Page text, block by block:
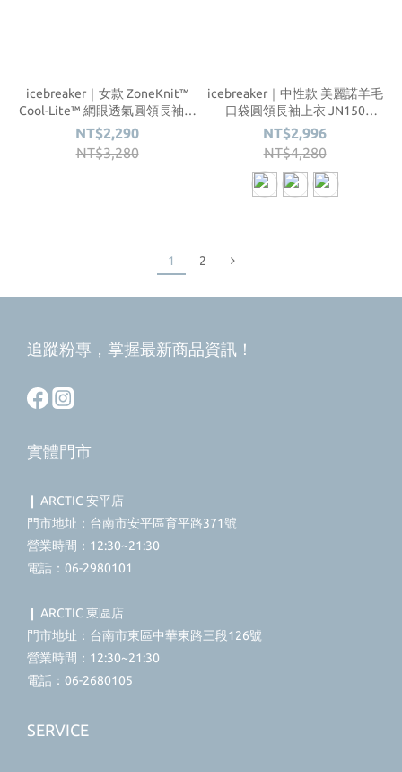
icebreaker｜女款 ZoneKnit™
Cool-Lite™ 網眼透氣圓領長袖上
衣 BF150 #IB0A56H4
NT$2,290
NT$3,280
icebreaker｜中性款 美麗諾羊毛
口袋圓領長袖上衣 JN150
#IB0A56SE
NT$2,996
NT$4,280
1 2
追蹤粉專，掌握最新商品資訊！
實體門市
❙ ARCTIC 安平店
門市地址：台南市安平區育平路371號
營業時間：12:30~21:30
電話：06-2980101
❙ ARCTIC 東區店
門市地址：台南市東區中華東路三段126號
營業時間：12:30~21:30
電話：06-2680105
SERVICE